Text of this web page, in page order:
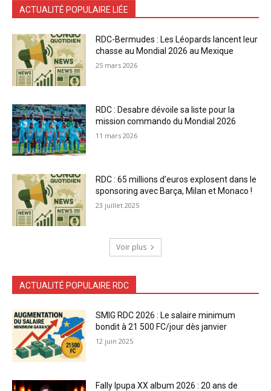
ACTUALITÉ POPULAIRE LIÉE
RDC-Bermudes : Les Léopards lancent leur
chasse au Mondial 2026 au Mexique
25 mars 2026
RDC : Desabre dévoile sa liste pour la
mission commando du Mondial 2026
11 mars 2026
RDC : 65 millions d’euros explosent dans le
sponsoring avec Barça, Milan et Monaco !
23 juillet 2025
Voir plus
ACTUALITÉ POPULAIRE RDC
SMIG RDC 2026 : Le salaire minimum
bondit à 21 500 FC/jour dès janvier
12 juin 2025
Fally Ipupa XX album 2026 : 20 ans de